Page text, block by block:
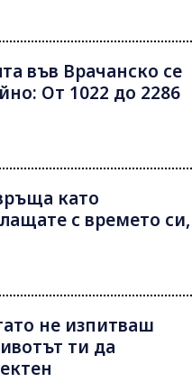
във Врачанско се
От 1022 до 2286
като
с времето си,
не изпитваш
ти да